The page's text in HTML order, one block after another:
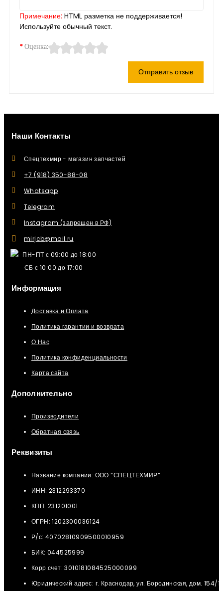
Примечание: HTML разметка не поддерживается!
Используйте обычный текст.
Оценка:
Отправить отзыв
Наши Контакты
Спецтехмир - магазин запчастей
+7 (918) 350-88-08
Whatsapp
Telegram
Instagram (запрещен в РФ)
mirjcb@mail.ru
ПН-ПТ с 09:00 до 18:00
СБ с 10:00 до 17:00
Информация
Доставка и Оплата
Политика гарантии и возврата
О Нас
Политика конфиденциальности
Карта сайта
Дополнительно
Производители
Обратная связь
Реквизиты
Название компании: ООО “СПЕЦТЕХМИР“
ИНН: 2312293370
КПП: 231201001
ОГРН: 1202300036124
Р/с: 40702810909500010959
БИК: 044525999
Корр.счет: 3010181084525000099
Юридический адрес: г. Краснодар, ул. Бородинская, дом. 154/